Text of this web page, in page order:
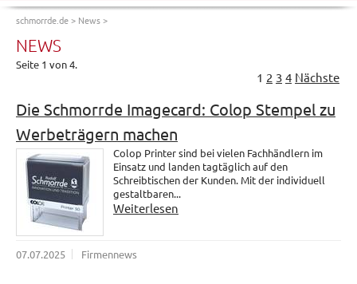
schmorrde.de> News>
NEWS
Seite 1 von 4.
1 2 3 4 Nächste
Die Schmorrde Imagecard: Colop Stempel zu
Werbeträgern machen
Colop Printer sind bei vielen Fachhändlern im
Einsatz und landen tagtäglich auf den
Schreibtischen der Kunden. Mit der individuell
gestaltbaren...
Weiterlesen
07.07.2025 Firmennews